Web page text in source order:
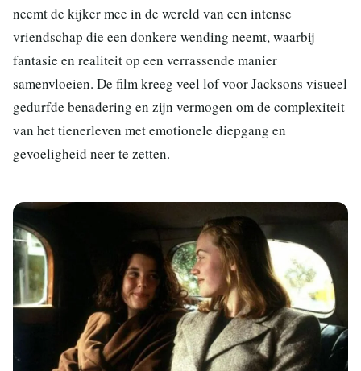
neemt de kijker mee in de wereld van een intense
vriendschap die een donkere wending neemt, waarbij
fantasie en realiteit op een verrassende manier
samenvloeien. De film kreeg veel lof voor Jacksons visueel
gedurfde benadering en zijn vermogen om de complexiteit
van het tienerleven met emotionele diepgang en
gevoeligheid neer te zetten.